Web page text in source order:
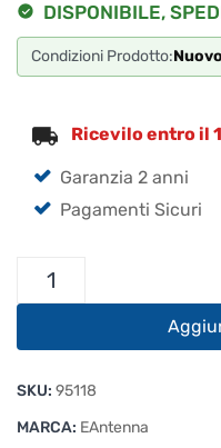
DISPONIBILE,
Condizioni Prodotto:Nuovo
Ricevilo entro il
Garanzia 2 anni
Pagamenti Sicuri
Balun
Potenza
EAntenna
UDB3
SKU: 95118
MARCA: EAntenna